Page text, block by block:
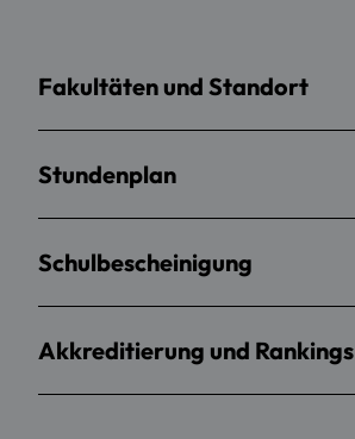
Fakultäten und Standort
Stundenplan
Schulbescheinigung
Akkreditierung und Rankings